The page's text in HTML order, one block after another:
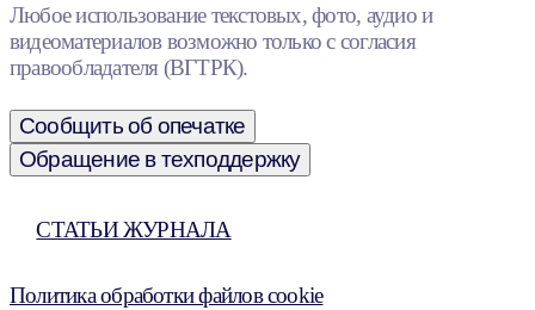
Любое использование текстовых, фото, аудио и
видеоматериалов возможно только с согласия
правообладателя (ВГТРК).
Сообщить об опечатке
Обращение в техподдержку
СТАТЬИ ЖУРНАЛА
Политика обработки файлов cookie